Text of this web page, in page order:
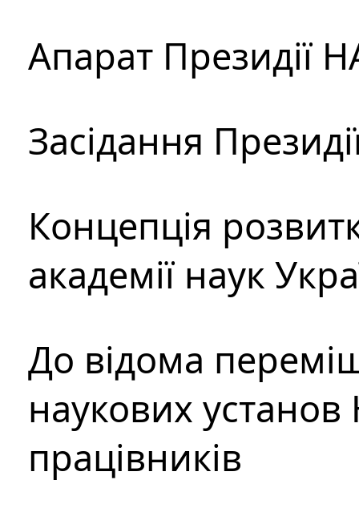
Апарат Президії
Засідання
Концепція
академії наук
До відома
наукових установ
працівників